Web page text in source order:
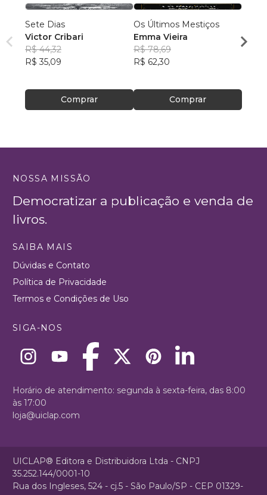
Sete Dias
Victor Cribari
R$ 44,32
R$ 35,09
Comprar
Os Últimos Mestiços
Emma Vieira
R$ 78,69
R$ 62,30
Comprar
R$
NOSSA MISSÃO
Democratizar a publicação e venda de
livros.
SAIBA MAIS
Dúvidas e Contato
Política de Privacidade
Termos e Condições de Uso
SIGA-NOS
Horário de atendimento: segunda à sexta-feira, das 8:00
às 17:00
loja@uiclap.com
UICLAP® Editora e Distribuidora Ltda - CNPJ
35.252.144/0001-10
Rua dos Ingleses, 524 - cj.5 - São Paulo/SP - CEP 01329-